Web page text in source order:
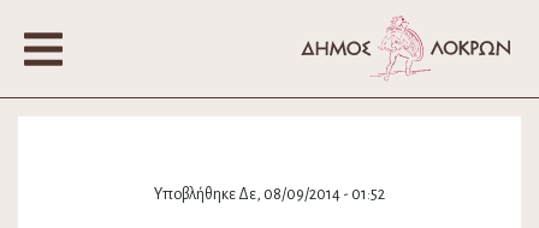
Υποβλήθηκε Δε, 08/09/2014 - 01:52